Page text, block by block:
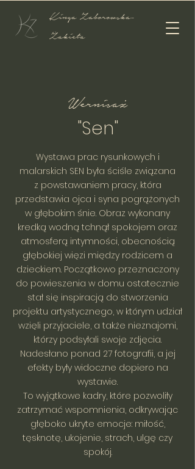
Kinga Zaborowska-
Żakieta
Wernisaż
"Sen"
Wystawa prac rysunkowych i
malarskich SEN była ściśle związana
z powstawaniem pracy, która
przedstawia ojca i syna pogrążonych
w głębokim śnie. Obraz wykonany
kredką wodną tchnął spokojem oraz
atmosferą intymności, obecnością
głębokiej więzi między rodzicem a
dzieckiem. Początkowo przeznaczony
do powieszenia w domu ostatecznie
stał się inspiracją do stworzenia
projektu artystycznego, w którym udział
wzięli przyjaciele, a także nieznajomi,
którzy podsyłali swoje zdjęcia.
Nadesłano ponad 27 fotografii, a jej
efekty były widoczne dopiero na
wystawie.
To wyjątkowe kadry, które pozwoliły
zatrzymać wspomnienia, odkrywając
głęboko ukryte emocje: miłość,
tęsknotę, ukojenie, strach, ulgę czy
spokój.